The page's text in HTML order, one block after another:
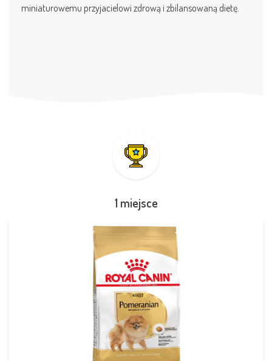
miniaturowemu przyjacielowi zdrową i zbilansowaną dietę.
1 miejsce